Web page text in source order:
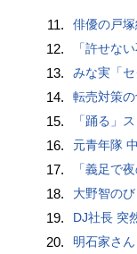
11. 俳優の戸
12. 「許せな
13. みな実「
14. 転売対策
15. 「踊る」
16. 元青年隊
17. 「義足で
18. 大野智の
19. DJ社長 突
20. 明石家さ